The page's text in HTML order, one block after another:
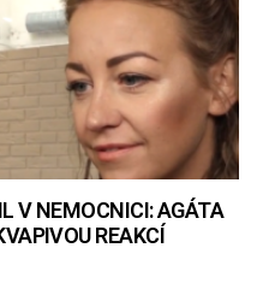
V NEMOCNICI: AGÁTA
REAKCÍ